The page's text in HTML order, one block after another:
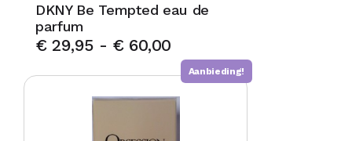
DKNY Be Tempted eau de
parfum
€29,95 - €60,00
Aanbieding!